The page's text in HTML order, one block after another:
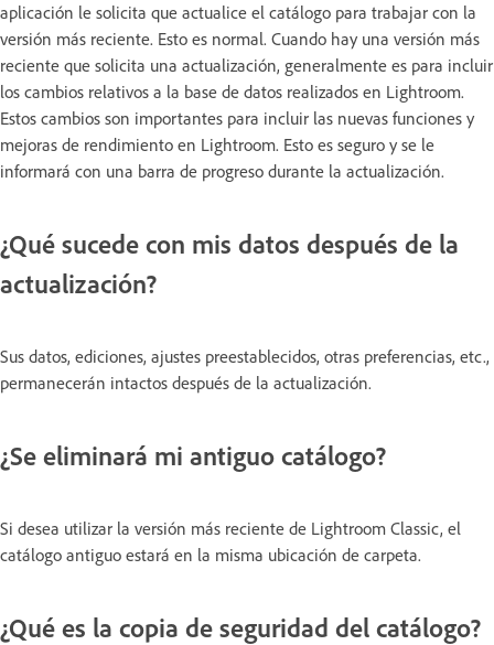
aplicación le solicita que actualice el catálogo para trabajar con la
versión más reciente. Esto es normal. Cuando hay una versión más
reciente que solicita una actualización, generalmente es para incluir
los cambios relativos a la base de datos realizados en Lightroom.
Estos cambios son importantes para incluir las nuevas funciones y
mejoras de rendimiento en Lightroom. Esto es seguro y se le
informará con una barra de progreso durante la actualización.
¿Qué sucede con mis datos después de la
actualización?
Sus datos, ediciones, ajustes preestablecidos, otras preferencias, etc.,
permanecerán intactos después de la actualización.
¿Se eliminará mi antiguo catálogo?
Si desea utilizar la versión más reciente de Lightroom Classic, el
catálogo antiguo estará en la misma ubicación de carpeta.
¿Qué es la copia de seguridad del catálogo?